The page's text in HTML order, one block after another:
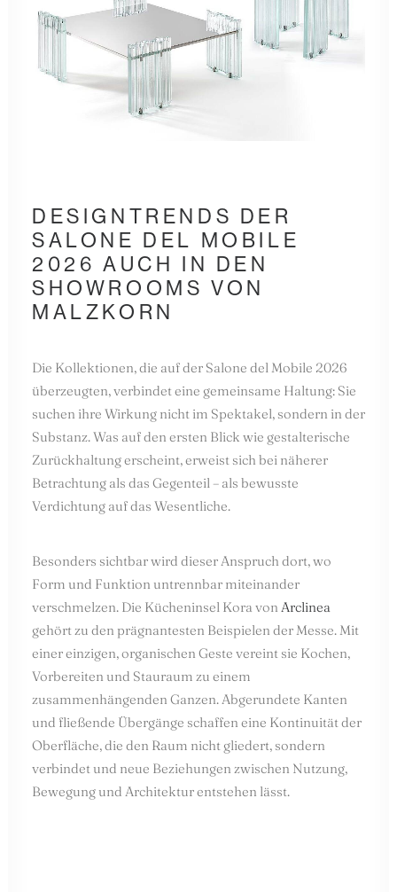
DESIGNTRENDS DER
SALONE DEL MOBILE
2026 AUCH IN DEN
SHOWROOMS VON
MALZKORN
Die Kollektionen, die auf der Salone del Mobile 2026
überzeugten, verbindet eine gemeinsame Haltung: Sie
suchen ihre Wirkung nicht im Spektakel, sondern in der
Substanz. Was auf den ersten Blick wie gestalterische
Zurückhaltung erscheint, erweist sich bei näherer
Betrachtung als das Gegenteil – als bewusste
Verdichtung auf das Wesentliche.
Besonders sichtbar wird dieser Anspruch dort, wo
Form und Funktion untrennbar miteinander
verschmelzen. Die Kücheninsel Kora von Arclinea
gehört zu den prägnantesten Beispielen der Messe. Mit
einer einzigen, organischen Geste vereint sie Kochen,
Vorbereiten und Stauraum zu einem
zusammenhängenden Ganzen. Abgerundete Kanten
und fließende Übergänge schaffen eine Kontinuität der
Oberfläche, die den Raum nicht gliedert, sondern
verbindet und neue Beziehungen zwischen Nutzung,
Bewegung und Architektur entstehen lässt.